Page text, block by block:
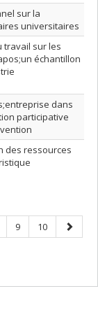
sur la
universitaires
travail sur les
échantillon
dans
participative
des ressources
Page
9 Page
10
Page